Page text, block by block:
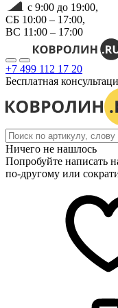
с 9:00 до 19:00,
СБ 10:00 – 17:00,
ВС 11:00 – 17:00
+7 499 112 17 20
Бесплатная
Ничего не нашлось
Попробуйте написать
по-другому или